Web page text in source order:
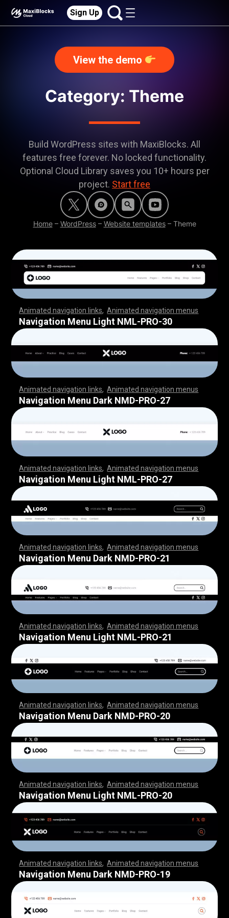
Sign Up
View the demo
Category: Theme
Build WordPress sites with MaxiBlocks. All
features free forever. No locked functionality.
Optional Cloud Library saves you 10+ hours per
project. Start free
Home– WordPress– Website templates– Theme
Animated navigation links ,Animated navigation menus
,,,,,,,,,,,,,,,,,,,,,,,,,,,, ,,,,,,,,,,,,,,,,,,,,,,,,,,,,,,,
,,,,,,,,,,,,,,,,,,,,,,,,,,,, ,,,,,,,,,,,,,,,,,,,,,,,,,,,,,,,
,,,,,,,,,,,,,,,,
Navigation Menu Light NML-PRO-30
Animated navigation links ,Animated navigation menus
,,,,,,,,,,,,,,,,,,,,,,,,,,,, ,,,,,,,,,,,,,,,,,,,,,,,,,,,,,,,
,,,,,,,,,,,,,,,,,,,,,,,,,,,, ,,,,,,,,,,,,,,,,,,,,,,,,,,,,,,,
,,,,,,,,,,,,,,,,
Navigation Menu Dark NMD-PRO-27
Animated navigation links ,Animated navigation menus
,,,,,,,,,,,,,,,,,,,,,,,,,,,, ,,,,,,,,,,,,,,,,,,,,,,,,,,,,,,,
,,,,,,,,,,,,,,,,,,,,,,,,,,,, ,,,,,,,,,,,,,,,,,,,,,,,,,,,,,,,
,,,,,,,,,,,,,,,,
Navigation Menu Light NML-PRO-27
Animated navigation links ,Animated navigation menus
,,,,,,,,,,,,,,,,,,,,,,,,,,,, ,,,,,,,,,,,,,,,,,,,,,,,,,,,,,,,
,,,,,,,,,,,,,,,,,,,,,,,,,,,, ,,,,,,,,,,,,,,,,,,,,,,,,,,,,,,,
,,,,,,,,,,,,,,,,
Navigation Menu Dark NMD-PRO-21
Animated navigation links ,Animated navigation menus
,,,,,,,,,,,,,,,,,,,,,,,,,,,, ,,,,,,,,,,,,,,,,,,,,,,,,,,,,,,,
,,,,,,,,,,,,,,,,,,,,,,,,,,,, ,,,,,,,,,,,,,,,,,,,,,,,,,,,,,,,
,,,,,,,,,,,,,,,,
Navigation Menu Light NML-PRO-21
Animated navigation links ,Animated navigation menus
,,,,,,,,,,,,,,,,,,,,,,,,,,,, ,,,,,,,,,,,,,,,,,,,,,,,,,,,,,,,
,,,,,,,,,,,,,,,,,,,,,,,,,,,, ,,,,,,,,,,,,,,,,,,,,,,,,,,,,,,,
,,,,,,,,,,,,,,,,
Navigation Menu Dark NMD-PRO-20
Animated navigation links ,Animated navigation menus
,,,,,,,,,,,,,,,,,,,,,,,,,,,, ,,,,,,,,,,,,,,,,,,,,,,,,,,,,,,,
,,,,,,,,,,,,,,,,,,,,,,,,,,,, ,,,,,,,,,,,,,,,,,,,,,,,,,,,,,,,
,,,,,,,,,,,,,,,,
Navigation Menu Light NML-PRO-20
Animated navigation links ,Animated navigation menus
,,,,,,,,,,,,,,,,,,,,,,,,,,,, ,,,,,,,,,,,,,,,,,,,,,,,,,,,,,,,
,,,,,,,,,,,,,,,,,,,,,,,,,,,, ,,,,,,,,,,,,,,,,,,,,,,,,,,,,,,,
,,,,,,,,,,,,,,,,
Navigation Menu Dark NMD-PRO-19